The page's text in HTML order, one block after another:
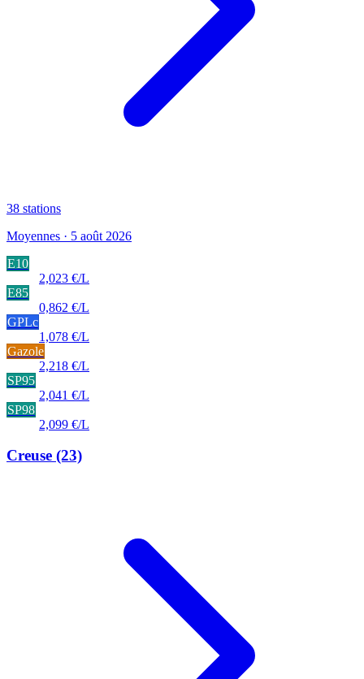
38 stations
Moyennes · 5 août 2026
E10
2,023 €/L
E85
0,862 €/L
GPLc
1,078 €/L
Gazole
2,218 €/L
SP95
2,041 €/L
SP98
2,099 €/L
Creuse (23)